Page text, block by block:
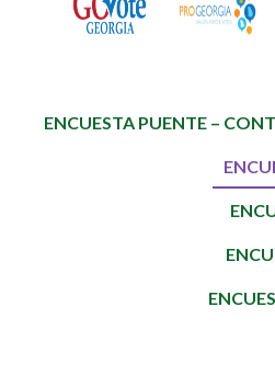
ENCUESTA PUENTE –